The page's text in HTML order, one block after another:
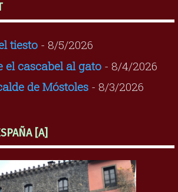
tiesto- 8/5/2026
el cascabel al gato- 8/4/2026
de Móstoles- 8/3/2026
[A]